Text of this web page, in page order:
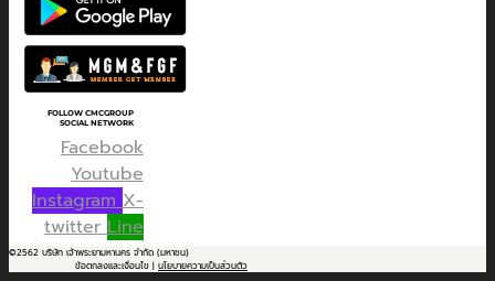
FOLLOW CMCGROUP
SOCIAL NETWORK
Facebook
Youtube
Instagram X-
twitter Line
©2562 บริษัท เจ้าพระยามหานคร จำกัด (มหาชน)
ข้อตกลงและเงื่อนไข | นโยบายความเป็นส่วนตัว